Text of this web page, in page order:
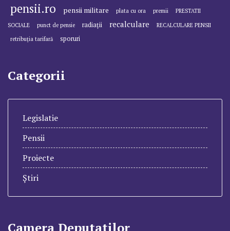
pensii.ro pensii militare plata cu ora premii
PRESTATII
SOCIALE
punct de pensie radiații recalculare
RECALCULARE PENSII
retribuția tarifară
sporuri
Categorii
Legislatie
Pensii
Proiecte
Știri
Camera Deputatilor